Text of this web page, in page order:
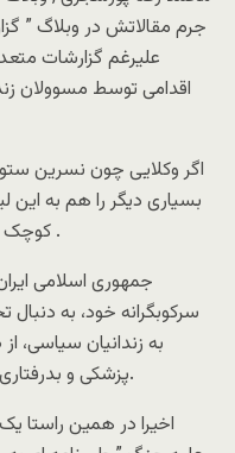
جرم مقالاتش در وبلاگ ”
علیرغم گزارشات
اقدامی توسط مسوولان
اگر وکلایی چون نسرین
بسیاری دیگر را هم به
کوچک از جامعه ایرانی را در زندان متصور شد .
جمهوری اسلامی
سرکوبگرانه خود، به
به زندانیان
پزشکی و بدرفتاری شدید توسط مقامات زندان می باشد.
اخیرا در همین راستا یک